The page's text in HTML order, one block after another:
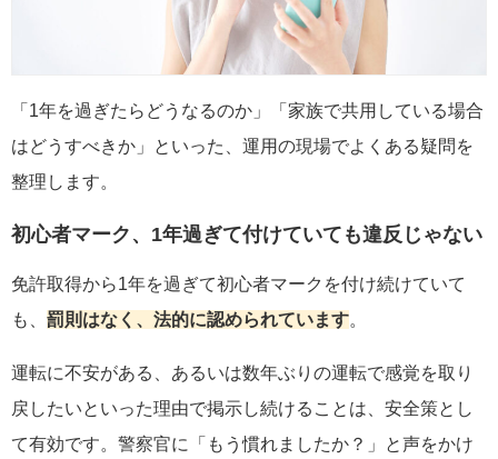
「1年を過ぎたらどうなるのか」「家族で共用している場合
はどうすべきか」といった、運用の現場でよくある疑問を
整理します。
初心者マーク、1年過ぎて付けていても違反じゃない
免許取得から1年を過ぎて初心者マークを付け続けていて
も、 罰則はなく、法的に認められています。
運転に不安がある、あるいは数年ぶりの運転で感覚を取り
戻したいといった理由で掲示し続けることは、安全策とし
て有効です。警察官に「もう慣れましたか？」と声をかけ